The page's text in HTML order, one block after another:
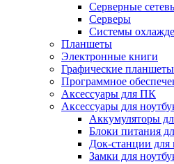
Серверные
Серверы
Системы
Планшеты
Электронные книги
Графические планшеты
Программное
Аксессуары для ПК
Аксессуары для
Аккумуляторы
Блоки питания
Док-станции для
Замки для